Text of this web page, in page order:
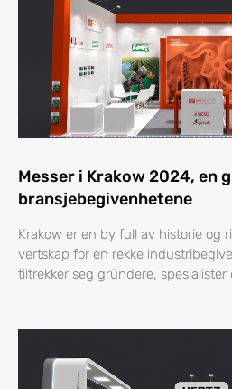
Messer i Krakow 2024, en
bransjebegivenhetene
Krakow er en by full av historie og
vertskap for en rekke
tiltrekker seg gründere, spesialister